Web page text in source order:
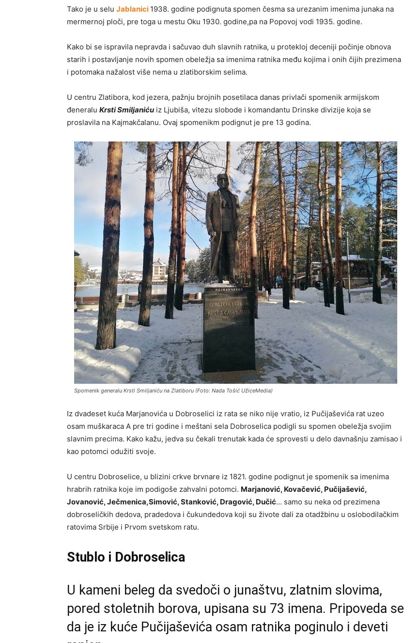
Tako je u selu Jablanici 1938. godine podignuta spomen česma sa urezanim imenima junaka na
mermernoj ploči, pre toga u mestu Oku 1930. godine,pa na Popovoj vodi 1935. godine.
Kako bi se ispravila nepravda i sačuvao duh slavnih ratnika, u protekloj deceniji počinje obnova
starih i postavljanje novih spomen obeležja sa imenima ratnika među kojima i onih čijih prezimena
i potomaka nažalost više nema u zlatiborskim selima.
U centru Zlatibora, kod jezera, pažnju brojnih posetilaca danas privlači spomenik armijskom
đeneralu Krsti Smiljaniću iz Ljubiša, vitezu slobode i komandantu Drinske divizije koja se
proslavila na Kajmakčalanu. Ovaj spomenikm podignut je pre 13 godina.
Spomenik generalu Krsti Smiljaniću na Zlatiboru (Foto: Nada Tošić UžiceMedia)
Iz dvadeset kuća Marjanovića u Dobroselici iz rata se niko nije vratio, iz Pučijaševića rat uzeo
osam muškaraca A pre tri godine i meštani sela Dobroselica podigli su spomen obeležja svojim
slavnim precima. Kako kažu, jedva su čekali trenutak kada će sprovesti u delo davnašnju zamisao i
kao potomci odužiti svoje.
U centru Dobroselice, u blizini crkve brvnare iz 1821. godine podignut je spomenik sa imenima
hrabrih ratnika koje im podigoše zahvalni potomci. Marjanović, Kovačević, Pučijašević,
Jovanović, Ječmenica,Simović, Stanković, Dragović, Dučić… samo su neka od prezimena
dobroseličkih dedova, pradedova i čukundedova koji su živote dali za otadžbinu u oslobodilačkim
ratovima Srbije i Prvom svetskom ratu.
Stublo i Dobroselica
U kameni beleg da svedoči o junaštvu, zlatnim slovima,
pored stoletnih borova, upisana su 73 imena. Pripoveda se
da je iz kuće Pučijaševića osam ratnika poginulo i deveti